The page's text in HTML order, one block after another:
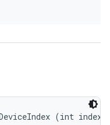
(int index)